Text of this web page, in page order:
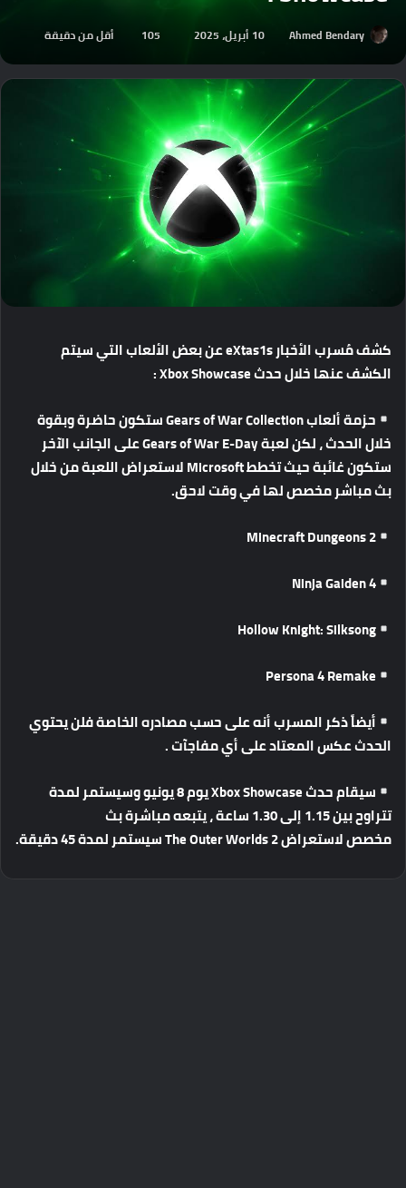
Ahmed Bendary 10 أبريل، 2025 105 أقل من دقيقة
كشفمُسربالأخبار عنبعضالألعابالتيسيتم
الكشفعنهاخلالحدث
حزمةألعابGears of War Collection ستكونحاضرةوبقوة
خلالالحدث،لكنلعبة علىالجانبالآخر
ستكونغائبةحيثتخطط لاستعراضاللعبةمنخلال
بثمباشرمخصصلهافيوقتلاحق.
Minecraft Dungeons 2
Ninja Gaiden 4
Hollow Knight: Silksong
Persona 4 Remake
أيضاًذكرالمسربأنهعلىحسبمصادرهالخاصةفلنيحتوي
الحدثعكسالمعتادعلىأيمفاجآت.
سيقامحدثXbox Showcase يوم8 يونيووسيستمرلمدة
تتراوحبين إلى ساعة،يتبعهمباشرةبث
مخصصلاستعراض سيستمرلمدة دقيقة.